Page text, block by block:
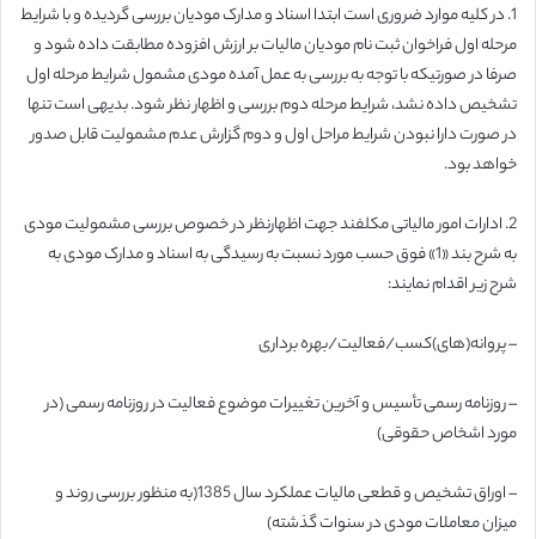
1. در کلیه موارد ضروری است ابتدا اسناد و مدارک مودیان بررسی گردیده و با شرایط
مرحله اول فراخوان ثبت نام مودیان مالیات بر ارزش افزوده مطابقت داده شود و
صرفا در صورتیکه با توجه به بررسی به عمل آمده مودی مشمول شرایط مرحله اول
تشخیص داده نشد، شرایط مرحله دوم بررسی و اظهار نظر شود. بدیهی است تنها
در صورت دارا نبودن شرایط مراحل اول و دوم گزارش عدم مشمولیت قابل صدور
خواهد بود.
2. ادارات امور مالیاتی مکلفند جهت اظهارنظر در خصوص بررسی مشمولیت مودی
به شرح بند «1» فوق حسب مورد نسبت به رسیدگی به اسناد و مدارک مودی به
شرح زیر اقدام نمایند:
– پروانه(های)کسب/فعالیت/بهره برداری
– روزنامه رسمی تأسیس و آخرین تغییرات موضوع فعالیت در روزنامه رسمی (در
مورد اشخاص حقوقی)
– اوراق تشخیص و قطعی مالیات عملکرد سال 1385(به منظور بررسی روند و
میزان معاملات مودی در سنوات گذشته)